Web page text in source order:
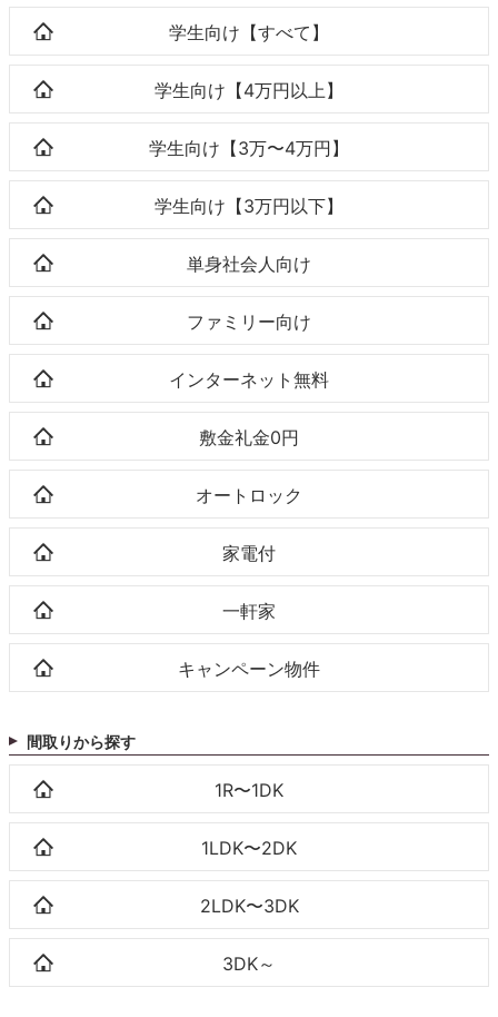
学生向け【すべて】
学生向け【4万円以上】
学生向け【3万〜4万円】
学生向け【3万円以下】
単身社会人向け
ファミリー向け
インターネット無料
敷金礼金0円
オートロック
家電付
一軒家
キャンペーン物件
間取りから探す
1R〜1DK
1LDK〜2DK
2LDK〜3DK
3DK～